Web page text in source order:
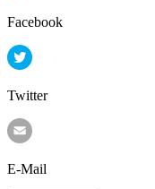
Facebook
Twitter
E-Mail